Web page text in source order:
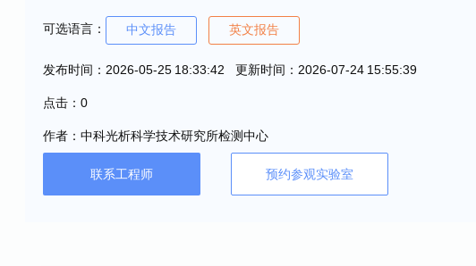
可选语言： 中文报告 英文报告
发布时间：2026-05-25 18:33:42 更新时间：2026-07-24 15:55:39
点击：0
作者：中科光析科学技术研究所检测中心
联系工程师 预约参观实验室